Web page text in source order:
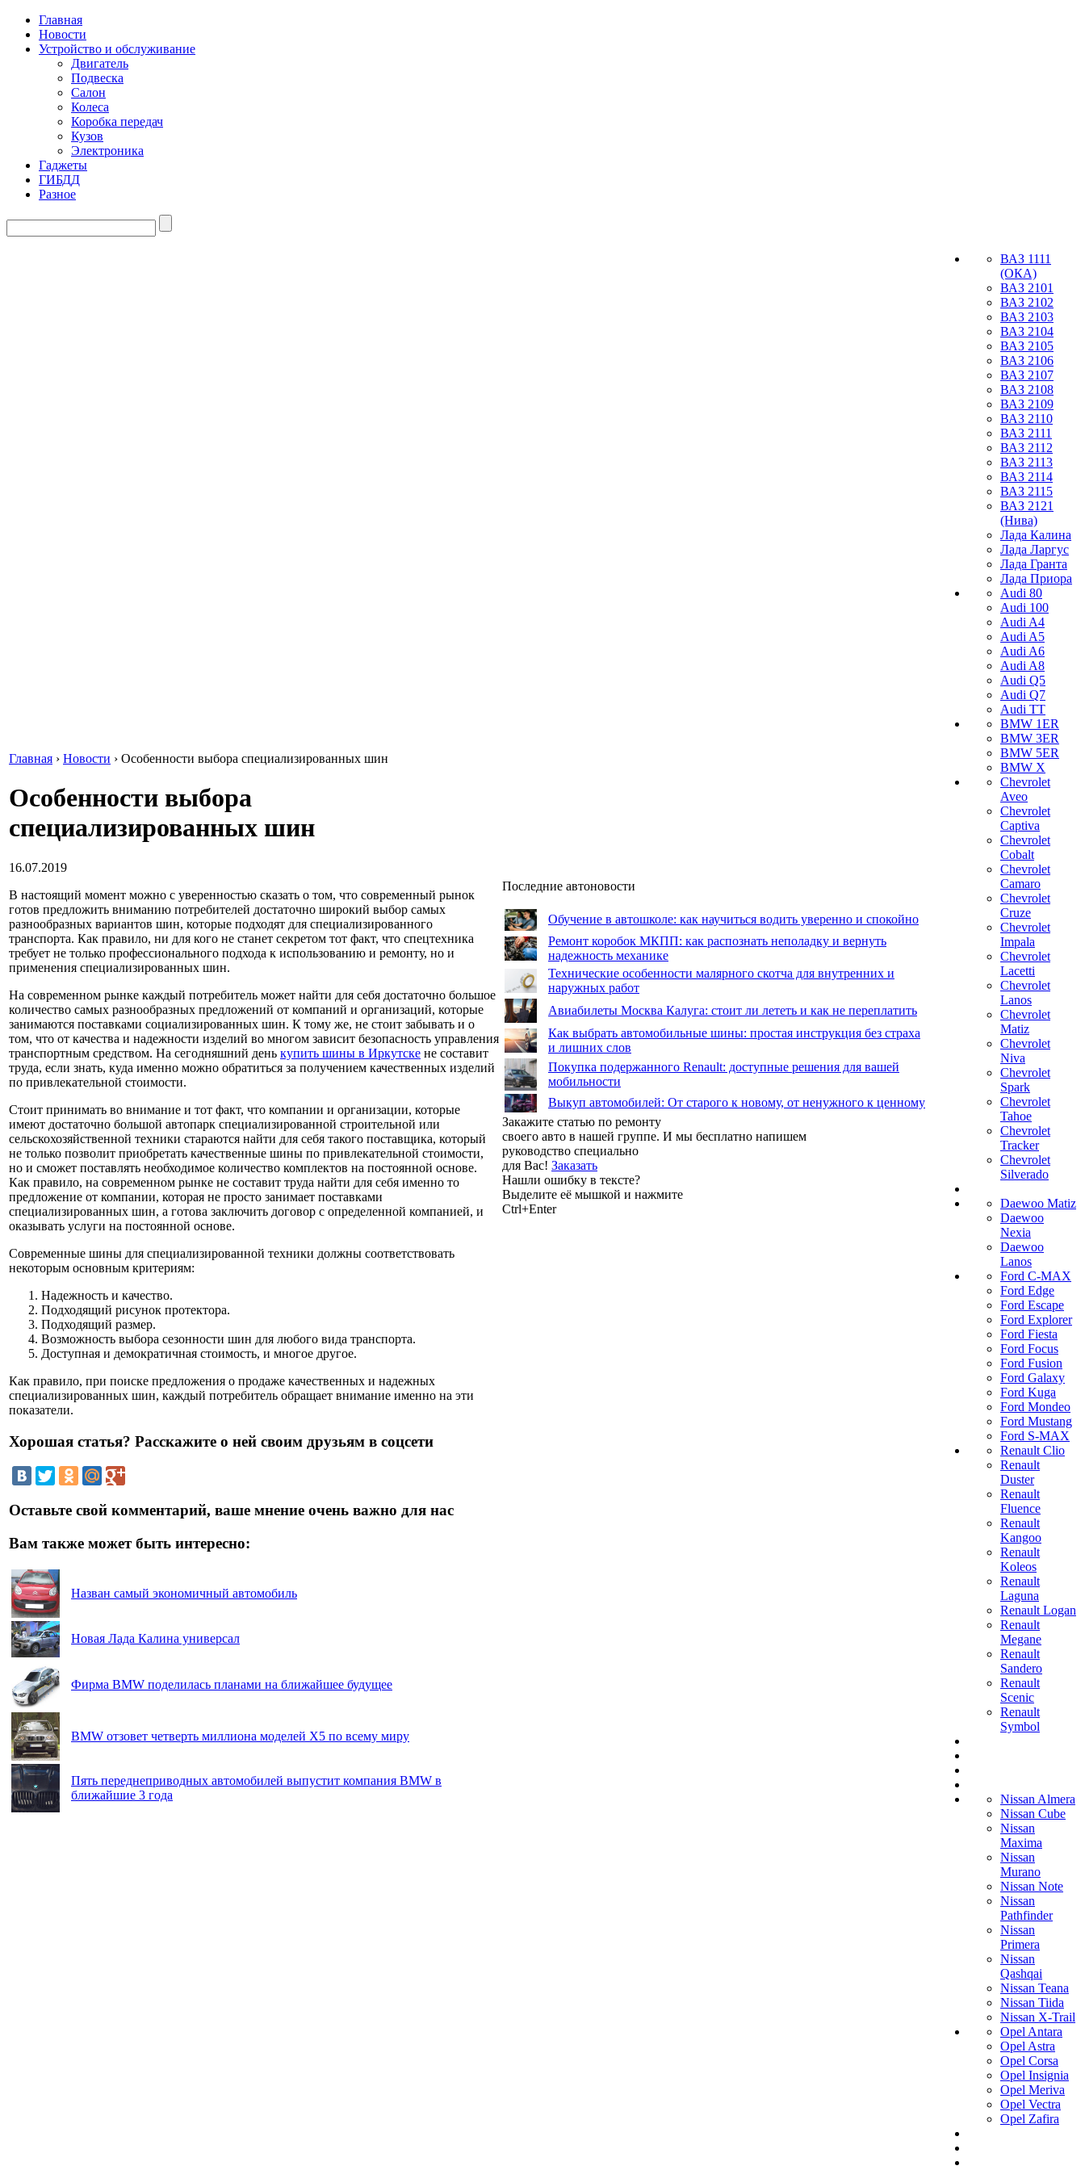
Главная
Новости
Устройство и обслуживание
Двигатель
Подвеска
Салон
Колеса
Коробка передач
Кузов
Электроника
Гаджеты
ГИБДД
Разное
Главная › Новости › Особенности выбора специализированных шин
Особенности выбора
специализированных шин
16.07.2019
В настоящий момент можно с уверенностью сказать о том, что современный рынок
готов предложить вниманию потребителей достаточно широкий выбор самых
разнообразных вариантов шин, которые подходят для специализированного
транспорта. Как правило, ни для кого не станет секретом тот факт, что спецтехника
требует не только профессионального подхода к использованию и ремонту, но и
применения специализированных шин.
На современном рынке каждый потребитель может найти для себя достаточно большое
количество самых разнообразных предложений от компаний и организаций, которые
занимаются поставками социализированных шин. К тому же, не стоит забывать и о
том, что от качества и надежности изделий во многом зависит безопасность управления
транспортным средством. На сегодняшний день купить шины в Иркутске не составит
труда, если знать, куда именно можно обратиться за получением качественных изделий
по привлекательной стоимости.
Стоит принимать во внимание и тот факт, что компании и организации, которые
имеют достаточно большой автопарк специализированной строительной или
сельскохозяйственной техники стараются найти для себя такого поставщика, который
не только позволит приобретать качественные шины по привлекательной стоимости,
но и сможет поставлять необходимое количество комплектов на постоянной основе.
Как правило, на современном рынке не составит труда найти для себя именно то
предложение от компании, которая не просто занимает поставками
специализированных шин, а готова заключить договор с определенной компанией, и
оказывать услуги на постоянной основе.
Современные шины для специализированной техники должны соответствовать
некоторым основным критериям:
Надежность и качество.
Подходящий рисунок протектора.
Подходящий размер.
Возможность выбора сезонности шин для любого вида транспорта.
Доступная и демократичная стоимость, и многое другое.
Как правило, при поиске предложения о продаже качественных и надежных
специализированных шин, каждый потребитель обращает внимание именно на эти
показатели.
Хорошая статья? Расскажите о ней своим друзьям в соцсети
Оставьте свой комментарий, ваше мнение очень важно для нас
Вам также может быть интересно:
Назван самый экономичный автомобиль
Новая Лада Калина универсал
Фирма BMW поделилась планами на ближайшее будущее
BMW отзовет четверть миллиона моделей X5 по всему миру
Пять переднеприводных автомобилей выпустит компания BMW в
ближайшие 3 года
Последние автоновости
Обучение в автошколе: как научиться водить уверенно и спокойно
Ремонт коробок МКПП: как распознать неполадку и вернуть
надежность механике
Технические особенности малярного скотча для внутренних и
наружных работ
Авиабилеты Москва Калуга: стоит ли лететь и как не переплатить
Как выбрать автомобильные шины: простая инструкция без страха
и лишних слов
Покупка подержанного Renault: доступные решения для вашей
мобильности
Выкуп автомобилей: От старого к новому, от ненужного к ценному
Закажите статью по ремонту
своего авто в нашей группе. И мы бесплатно напишем
руководство специально
для Вас! Заказать
Нашли ошибку в тексте?
Выделите её мышкой и нажмите
Ctrl+Enter
ВАЗ 1111
(ОКА)
ВАЗ 2101
ВАЗ 2102
ВАЗ 2103
ВАЗ 2104
ВАЗ 2105
ВАЗ 2106
ВАЗ 2107
ВАЗ 2108
ВАЗ 2109
ВАЗ 2110
ВАЗ 2111
ВАЗ 2112
ВАЗ 2113
ВАЗ 2114
ВАЗ 2115
ВАЗ 2121
(Нива)
Лада Калина
Лада Ларгус
Лада Гранта
Лада Приора
Audi 80
Audi 100
Audi A4
Audi A5
Audi A6
Audi A8
Audi Q5
Audi Q7
Audi TT
BMW 1ER
BMW 3ER
BMW 5ER
BMW X
Chevrolet
Aveo
Chevrolet
Captiva
Chevrolet
Cobalt
Chevrolet
Camaro
Chevrolet
Cruze
Chevrolet
Impala
Chevrolet
Lacetti
Chevrolet
Lanos
Chevrolet
Matiz
Chevrolet
Niva
Chevrolet
Spark
Chevrolet
Tahoe
Chevrolet
Tracker
Chevrolet
Silverado
Daewoo Matiz
Daewoo
Nexia
Daewoo
Lanos
Ford C-MAX
Ford Edge
Ford Escape
Ford Explorer
Ford Fiesta
Ford Focus
Ford Fusion
Ford Galaxy
Ford Kuga
Ford Mondeo
Ford Mustang
Ford S-MAX
Renault Clio
Renault
Duster
Renault
Fluence
Renault
Kangoo
Renault
Koleos
Renault
Laguna
Renault Logan
Renault
Megane
Renault
Sandero
Renault
Scenic
Renault
Symbol
Nissan Almera
Nissan Cube
Nissan
Maxima
Nissan
Murano
Nissan Note
Nissan
Pathfinder
Nissan
Primera
Nissan
Qashqai
Nissan Teana
Nissan Tiida
Nissan X-Trail
Opel Antara
Opel Astra
Opel Corsa
Opel Insignia
Opel Meriva
Opel Vectra
Opel Zafira